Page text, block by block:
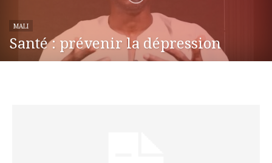
MALI
Santé : prévenir la dépression